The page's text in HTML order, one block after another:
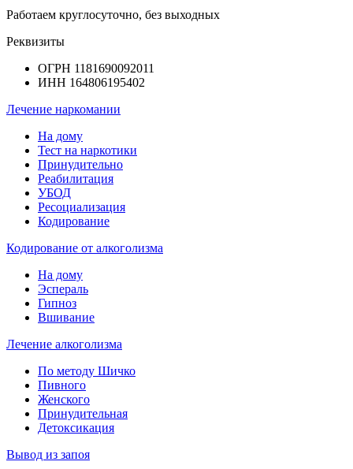
Работаем круглосуточно, без выходных
Реквизиты
ОГРН 1181690092011
ИНН 164806195402
Лечение наркомании
На дому
Тест на наркотики
Принудительно
Реабилитация
УБОД
Ресоциализация
Кодирование
Кодирование от алкоголизма
На дому
Эспераль
Гипноз
Вшивание
Лечение алкоголизма
По методу Шичко
Пивного
Женского
Принудительная
Детоксикация
Вывод из запоя